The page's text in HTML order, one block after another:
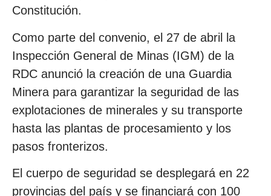
Constitución.
Como parte del convenio, el 27 de abril la
Inspección General de Minas (IGM) de la
RDC anunció la creación de una Guardia
Minera para garantizar la seguridad de las
explotaciones de minerales y su transporte
hasta las plantas de procesamiento y los
pasos fronterizos.
El cuerpo de seguridad se desplegará en 22
provincias del país y se financiará con 100